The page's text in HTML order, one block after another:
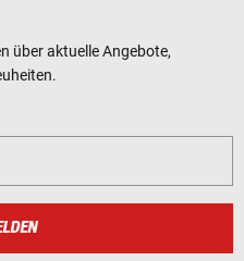
über aktuelle Angebote,